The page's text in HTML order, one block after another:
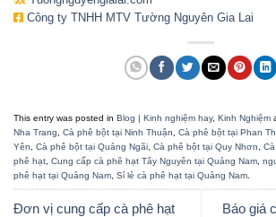
Công ty TNHH MTV Tường Nguyên Gia Lai
This entry was posted in Blog | Kinh nghiệm hay, Kinh Nghiệm
Nha Trang
Cà phê bột tại Ninh Thuận Cà phê bột tại Phan
Yên
Cà phê bột tại Quảng Ngãi Cà phê bột tại Quy Nhơn
phê hạt Cung cấp cà phê hạt Tây Nguyên tại Quảng Nam
phê hạt tại Quảng Nam Sỉ lẻ cà phê hạt tại Quảng Nam
Đơn vị cung cấp cà phê hạt
Báo giá